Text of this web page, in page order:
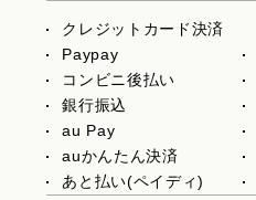
クレジットカード決済
Paypay
コンビニ後払い
銀行振込
au Pay
auかんたん決済
あと払い(ペイディ)